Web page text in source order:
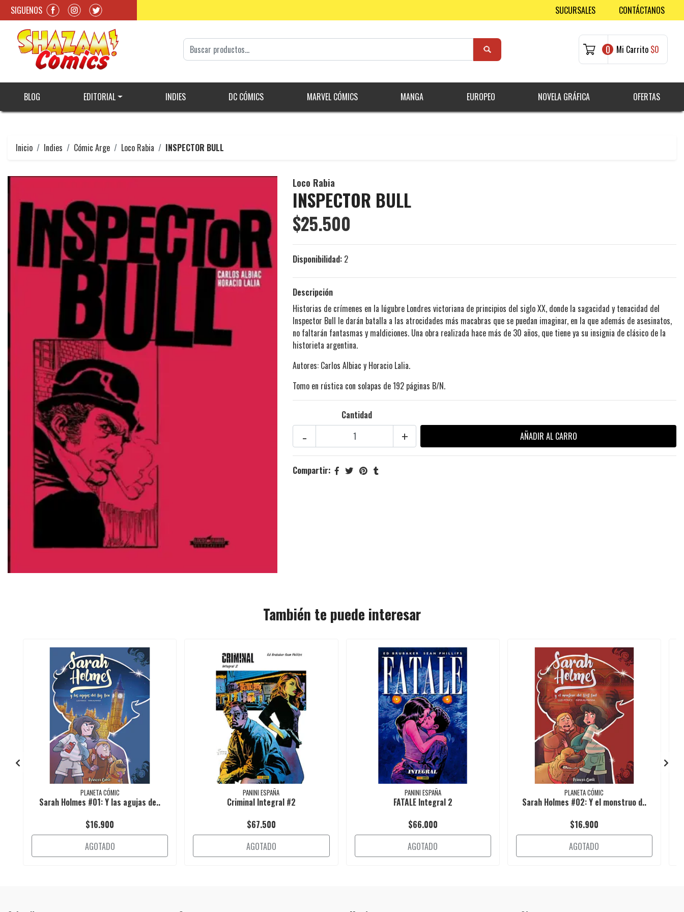
SIGUENOS SUCURSALES CONTÁCTANOS
0 Mi Carrito $0
BLOG EDITORIAL INDIES DC CÓMICS MARVEL CÓMICS MANGA EUROPEO NOVELA GRÁFICA OFERTAS
Inicio Indies Cómic Arge Loco Rabia INSPECTOR BULL
Loco Rabia
INSPECTOR BULL
$25.500
Disponibilidad: 2
Descripción
Historias de crímenes en la lúgubre Londres victoriana de principios del siglo XX, donde la sagacidad y tenacidad del
Inspector Bull le darán batalla a las atrocidades más macabras que se puedan imaginar, en la que además de asesinatos,
no faltarán fantasmas y maldiciones. Una obra realizada hace más de 30 años, que tiene ya su insignia de clásico de la
historieta argentina.
Autores: Carlos Albiac y Horacio Lalia.
Tomo en rústica con solapas de 192 páginas B/N.
Cantidad
+
-
Compartir:
También te puede interesar
PLANETA CÓMIC
Sarah Holmes #01: Y las agujas de..
$16.900
AGOTADO
PANINI ESPAÑA
Criminal Integral #2
$67.500
AGOTADO
PANINI ESPAÑA
FATALE Integral 2
$66.000
AGOTADO
PLANETA CÓMIC
Sarah Holmes #02: Y el monstruo d..
$16.900
AGOTADO